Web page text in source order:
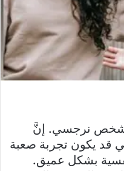
شخص نرجسي. إنَّ
قد يكون تجربة صعبة
بشكل عميق.